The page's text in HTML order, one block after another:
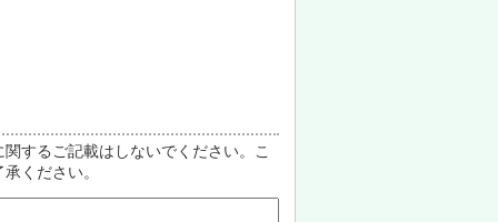
するご記載はしないでください。こ
ください。